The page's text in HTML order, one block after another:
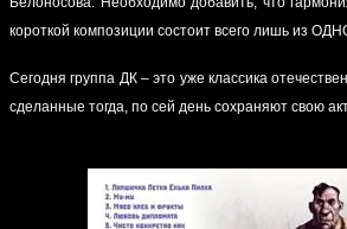
короткой композиции состоит всего лишь из
Сегодня группа ДК – это уже классика
сделанные тогда, по сей день сохраняют свою